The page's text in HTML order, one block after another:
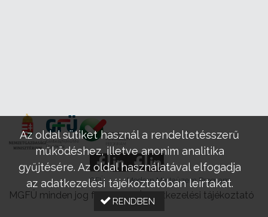
GFÜ Modern Mintaüzem Program
MGFÜ minden jog fenntartva |Adatkezelési tájékoztató
Az oldal sütiket használ a rendeltetésszerű
működéshez, illetve anonim analitika
gyűjtésére. Az oldal használatával elfogadja
az adatkezelési tájékoztatóban leírtakat.
RENDBEN